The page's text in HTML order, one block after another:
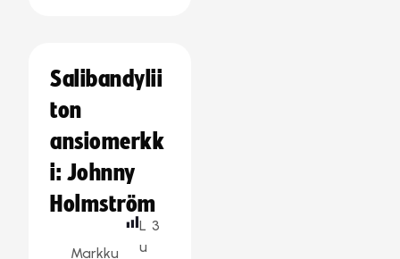
Salibandylii
ton
ansiomerkk
i: Johnny
Holmström
Markku
L
u
3